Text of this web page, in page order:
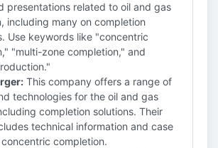
presentations related to oil and gas
including many on completion
Use keywords like "concentric
"multi-zone completion," and
This company offers a range of
technologies for the oil and gas
completion solutions. Their
technical information and case
completion.